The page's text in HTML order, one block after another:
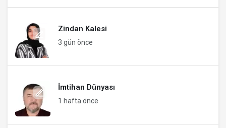
Zindan Kalesi
3 gün önce
İmtihan Dünyası
1 hafta önce